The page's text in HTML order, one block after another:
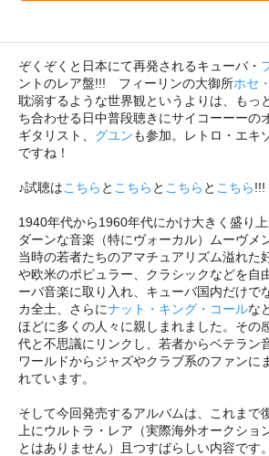
ぞくぞくと日本にて再発されるキューバ・
ントのレア盤!!! フィーリンの大御所ホセ
耽溺するような世界観というよりは、もっ
ち合わせる日中普段聴きにサイコーーー
ギタリスト、 グユンも参加。レトロ・エキ
ですね！
♪試聴はこちら と こちら と こちら と こちら!!!
1940年代から1960年代にかけ大きく盛り
ダーンな音楽（特にヴォーカル）ムーヴメ
当時の若者たちのアマチュアリズム溢れた
や欧米のポピュラー、クラシックなどを自
ーバ音楽に取り入れ、キューバ国内だけで
カ全土、さらにナット・キング・コールな
ほどに多くの人々に親しまれました。その
代と不思議にリンクし、若者からベテラン
ワールドからジャズやクラブ系のファンに
れています。
そして今回発売するアルバムは、これまで
上にウルトラ・レア（実際海外オークショ
とはありません）且つすばらしい内容です